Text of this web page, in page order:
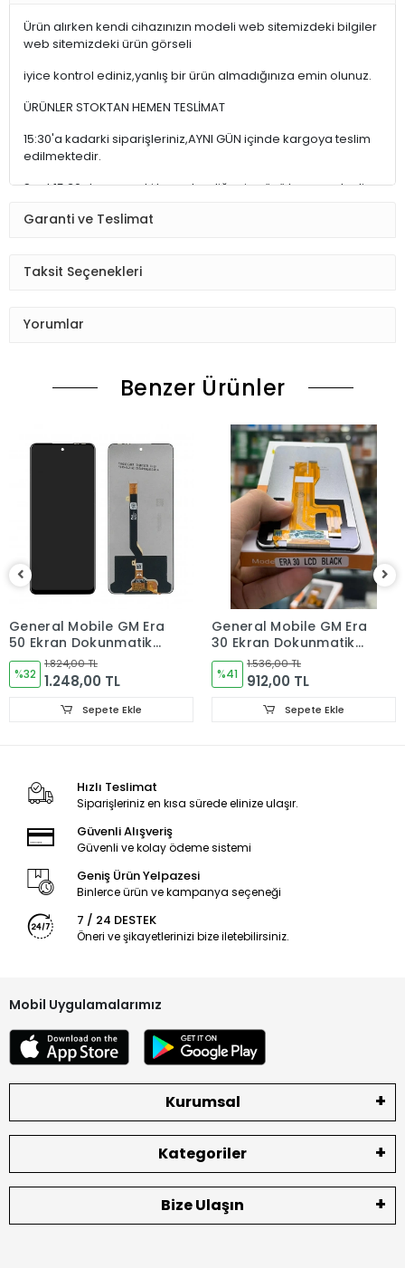
Ürün alırken kendi cihazınızın modeli web sitemizdeki bilgiler
web sitemizdeki ürün görseli
iyice kontrol ediniz,yanlış bir ürün almadığınıza emin olunuz.
ÜRÜNLER STOKTAN HEMEN TESLİMAT
15:30'a kadarki siparişleriniz,AYNI GÜN içinde kargoya teslim
edilmektedir.
Saat 15:30 dan sonraki kargolar,diğer iş günü kargoya teslim
Siparişiniz kontrol ediniz.Telefon adres email gibi yanlışlık
düzenlenmesini isteyiniz.
Sizinle irtibata gecektir.
ekranı dışardan deneyiniz.) halde test ediniz.Sorun cıkarsa
Değişim var.
Sorun yoksa Montajına Başlayın Sorumluluk Size aittir.
Montajı yapılmış,yapıştırılmış,kullanılmış ürünlerin iade ve
Ürün Değişimlerinde KARGO bedeli Bize aittir.Ürün
iadelerinde Kargo Bedelleri Müşteriye yansıtılır.
Ürün Değişimler "Garanti ve iade" Kısmını takip ediniz.
Ekran Türü ÇITASIZ
Garanti ve Teslimat
Taksit Seçenekleri
Yorumlar
Benzer Ürünler
General Mobile GM Era
50 Ekran Dokunmatik
Cam
%32
1.824,00 TL
1.248,00 TL
Sepete Ekle
General Mobile GM Era
30 Ekran Dokunmatik
Cam
%41
1.536,00 TL
912,00 TL
Sepete Ekle
Hızlı Teslimat
Siparişleriniz en kısa sürede elinize ulaşır.
Güvenli Alışveriş
Güvenli ve kolay ödeme sistemi
Geniş Ürün Yelpazesi
Binlerce ürün ve kampanya seçeneği
7 / 24 DESTEK
Öneri ve şikayetlerinizi bize iletebilirsiniz.
Mobil Uygulamalarımız
Kurumsal
Kategoriler
Bize Ulaşın